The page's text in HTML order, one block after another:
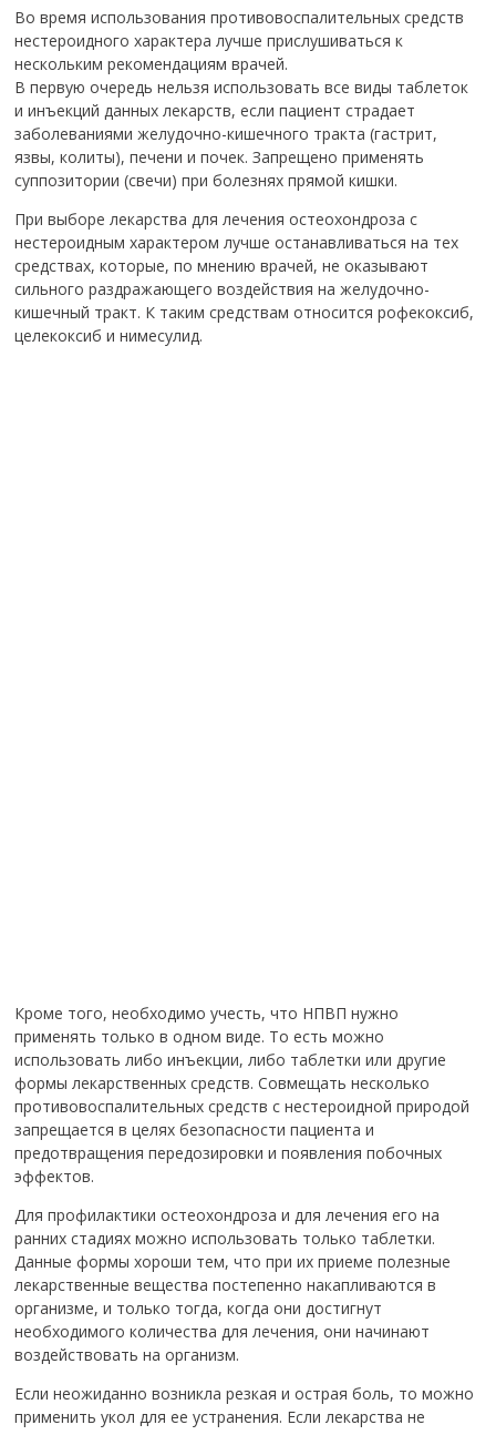
Во время использования противовоспалительных средств
нестероидного характера лучше прислушиваться к
нескольким рекомендациям врачей.
В первую очередь нельзя использовать все виды таблеток
и инъекций данных лекарств, если пациент страдает
заболеваниями желудочно-кишечного тракта (гастрит,
язвы, колиты), печени и почек. Запрещено применять
суппозитории (свечи) при болезнях прямой кишки.
При выборе лекарства для лечения остеохондроза с
нестероидным характером лучше останавливаться на тех
средствах, которые, по мнению врачей, не оказывают
сильного раздражающего воздействия на желудочно-
кишечный тракт. К таким средствам относится рофекоксиб,
целекоксиб и нимесулид.
Кроме того, необходимо учесть, что НПВП нужно
применять только в одном виде. То есть можно
использовать либо инъекции, либо таблетки или другие
формы лекарственных средств. Совмещать несколько
противовоспалительных средств с нестероидной природой
запрещается в целях безопасности пациента и
предотвращения передозировки и появления побочных
эффектов.
Для профилактики остеохондроза и для лечения его на
ранних стадиях можно использовать только таблетки.
Данные формы хороши тем, что при их приеме полезные
лекарственные вещества постепенно накапливаются в
организме, и только тогда, когда они достигнут
необходимого количества для лечения, они начинают
воздействовать на организм.
Если неожиданно возникла резкая и острая боль, то можно
применить укол для ее устранения. Если лекарства не